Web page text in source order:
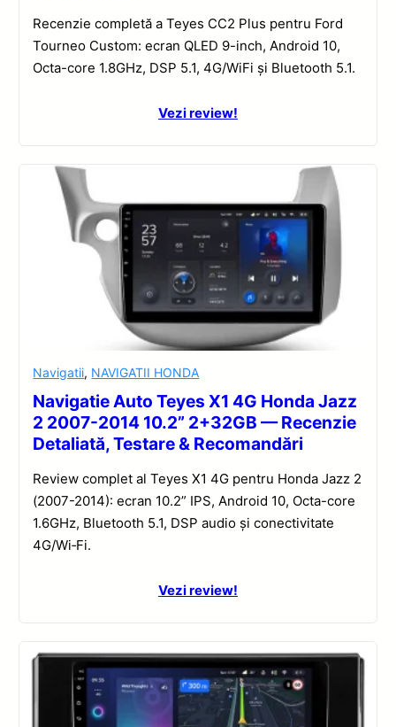
Recenzie completă a Teyes CC2 Plus pentru Ford
Tourneo Custom: ecran QLED 9-inch, Android 10,
Octa-core 1.8GHz, DSP 5.1, 4G/WiFi și Bluetooth 5.1.
Vezi review!
Navigatii, NAVIGATII HONDA
Navigatie Auto Teyes X1 4G Honda Jazz
2 2007-2014 10.2” 2+32GB — Recenzie
Detaliată, Testare & Recomandări
Review complet al Teyes X1 4G pentru Honda Jazz 2
(2007-2014): ecran 10.2” IPS, Android 10, Octa-core
1.6GHz, Bluetooth 5.1, DSP audio și conectivitate
4G/Wi‑Fi.
Vezi review!